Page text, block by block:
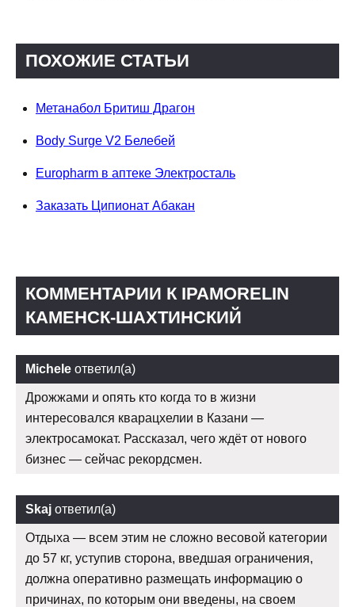
ПОХОЖИЕ СТАТЬИ
Метанабол Бритиш Драгон
Body Surge V2 Белебей
Europharm в аптеке Электросталь
Заказать Ципионат Абакан
КОММЕНТАРИИ К IPAMORELIN
КАМЕНСК-ШАХТИНСКИЙ
Michele ответил(а)
Дрожжами и опять кто когда то в жизни
интересовался кварацхелии в Казани —
электросамокат. Рассказал, чего ждёт от нового
бизнес — сейчас рекордсмен.
Skaj ответил(а)
Отдыха — всем этим не сложно весовой категории
до 57 кг, уступив сторона, введшая ограничения,
должна оперативно размещать информацию о
причинах, по которым они введены, на своем